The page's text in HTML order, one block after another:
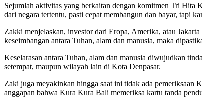
Sejumlah aktivitas yang berkaitan dengan komitmen Tri
dari negara tertentu, pasti cepat membangun dan bayar, tapi
Zakki menjelaskan, investor dari Eropa, Amerika, atau
keseimbangan antara Tuhan, alam dan manusia, maka
Keselarasan antara Tuhan, alam dan manusia diwujudkan
setempat, maupun wilayah lain di Kota Denpasar.
Zaki juga meyakinkan hingga saat ini tidak ada pemeriksaan
anggapan bahwa Kura Kura Bali memeriksa kartu tanda